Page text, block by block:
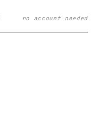
no account needed